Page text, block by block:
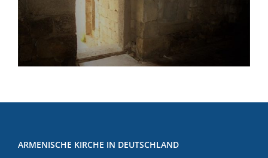
ARMENISCHE KIRCHE IN DEUTSCHLAND